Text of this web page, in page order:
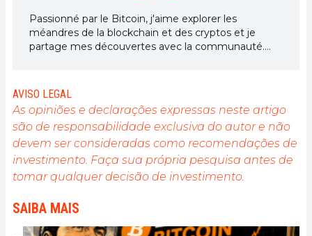
Passionné par le Bitcoin, j'aime explorer les
méandres de la blockchain et des cryptos et je
partage mes découvertes avec la communauté.
tous, et je crois fermement que Bitcoin est l'outil
qui peut rendre cela possible.
AVISO LEGAL
As opiniões e declarações expressas neste artigo
são de responsabilidade exclusiva do autor e não
devem ser consideradas como recomendações de
investimento. Faça sua própria pesquisa antes de
tomar qualquer decisão de investimento.
SAIBA MAIS